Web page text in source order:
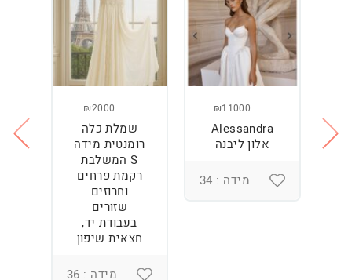
₪11000
Alessandra
אלון ליבנה
מידה : 34
₪2000
שמלת כלה
רומנטית מידה
S המשלבת
רקמת פרחים
וחרוזים
שזורים
בעבודת יד,
חצאית שיפון
מידה : 36